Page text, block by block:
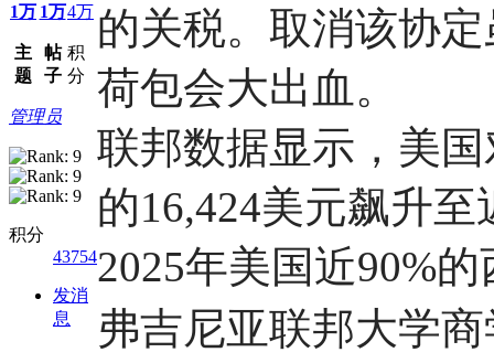
1万
主
题
1万
帖
子
4万
积
分
管理员
积分
43754
发消
息
的关税。取消该协
荷包会大出血。
联邦数据显示，美
的16,424美元飙升
2025年美国近90%
弗吉尼亚联邦大学